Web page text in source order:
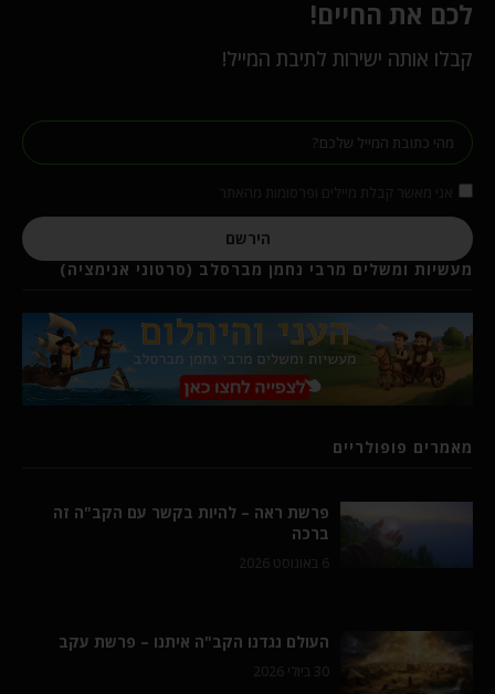
לכם את החיים!
קבלו אותה ישירות לתיבת המייל!
הירשם
מעשיות ומשלים מרבי נחמן מברסלב (סרטוני אנימציה)
מאמרים פופולריים
פרשת ראה – להיות בקשר עם הקב"ה זה
ברכה
6 באוגוסט 2026
העולם נגדנו הקב"ה איתנו – פרשת עקב
30 ביולי 2026